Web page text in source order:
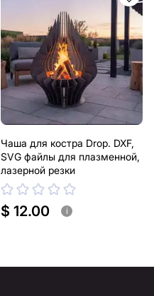
Чаша для костра Drop. DXF,
SVG файлы для плазменной,
лазерной резки
$ 12.00 i